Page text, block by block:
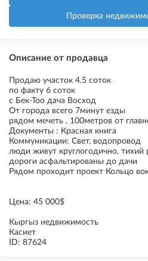
Проверка
Описание от продавца
Продаю участок 4.5 соток
по факту 6 соток
с Бек-Тоо дача Восход
От города всего 7минут езды
рядом мечеть , 100метров от
Документы : Красная книга
Коммуникации: Свет, водопровод
люди живут круглогодично, тихий
дороги асфальтированы до дачи
Рядом проходит проект Кольцо
Цена: 45 000$
Кыргыз недвижимость
Касиет
ID: 87624